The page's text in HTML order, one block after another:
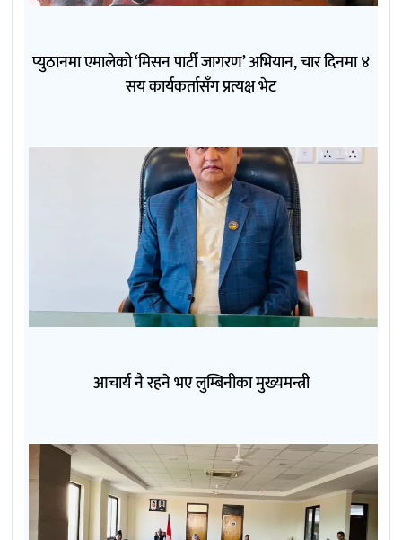
प्युठानमा एमालेको ‘मिसन पार्टी जागरण’ अभियान, चार दिनमा ४
सय कार्यकर्तासँग प्रत्यक्ष भेट
आचार्य नै रहने भए लुम्बिनीका मुख्यमन्त्री